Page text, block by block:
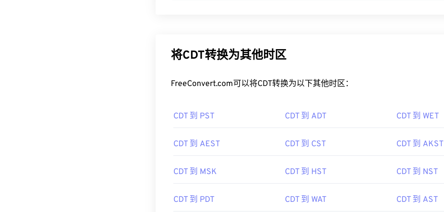
将CDT转换为其他时区
FreeConvert.com可以将CDT转换为以下其他时区：
CDT 到 PST CDT 到 ADT CDT 到 WET
CDT 到 AEST CDT 到 CST CDT 到 AKST
CDT 到 MSK CDT 到 HST CDT 到 NST
CDT 到 PDT CDT 到 WAT CDT 到 AST